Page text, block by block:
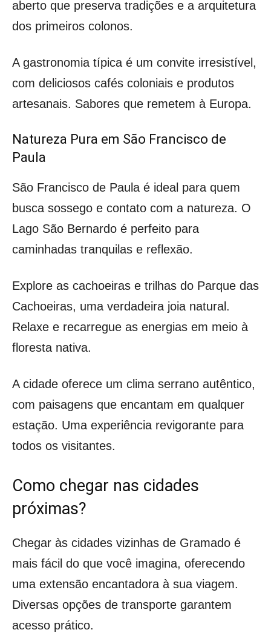
aberto que preserva tradições e a arquitetura
dos primeiros colonos.
A gastronomia típica é um convite irresistível,
com deliciosos cafés coloniais e produtos
artesanais. Sabores que remetem à Europa.
Natureza Pura em São Francisco de
Paula
São Francisco de Paula é ideal para quem
busca sossego e contato com a natureza. O
Lago São Bernardo é perfeito para
caminhadas tranquilas e reflexão.
Explore as cachoeiras e trilhas do Parque das
Cachoeiras, uma verdadeira joia natural.
Relaxe e recarregue as energias em meio à
floresta nativa.
A cidade oferece um clima serrano autêntico,
com paisagens que encantam em qualquer
estação. Uma experiência revigorante para
todos os visitantes.
Como chegar nas cidades
próximas?
Chegar às cidades vizinhas de Gramado é
mais fácil do que você imagina, oferecendo
uma extensão encantadora à sua viagem.
Diversas opções de transporte garantem
acesso prático.